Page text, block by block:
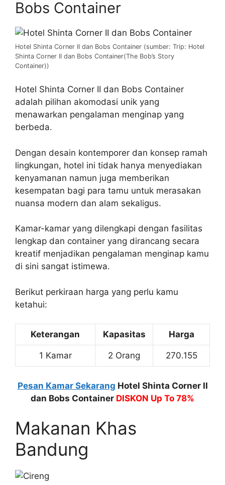
Bobs Container
Hotel Shinta Corner II dan Bobs Container (sumber: Trip: Hotel
Shinta Corner II dan Bobs Container(The Bob’s Story
Container))
Hotel Shinta Corner II dan Bobs Container
adalah pilihan akomodasi unik yang
menawarkan pengalaman menginap yang
berbeda.
Dengan desain kontemporer dan konsep ramah
lingkungan, hotel ini tidak hanya menyediakan
kenyamanan namun juga memberikan
kesempatan bagi para tamu untuk merasakan
nuansa modern dan alam sekaligus.
Kamar-kamar yang dilengkapi dengan fasilitas
lengkap dan container yang dirancang secara
kreatif menjadikan pengalaman menginap kamu
di sini sangat istimewa.
Berikut perkiraan harga yang perlu kamu
ketahui:
Keterangan Kapasitas Harga
1 Kamar 2 Orang 270.155
Pesan Kamar Sekarang Hotel Shinta Corner II
dan Bobs Container DISKON Up To 78%
Makanan Khas
Bandung